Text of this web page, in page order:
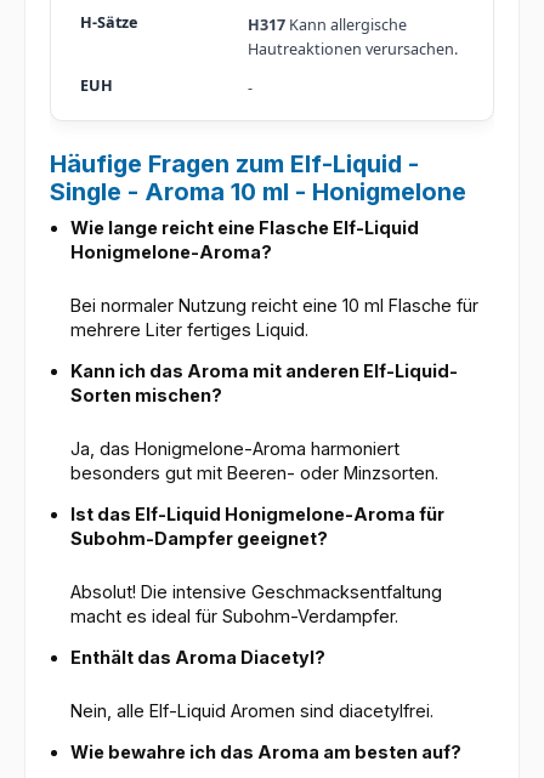
H317Kann allergische
Hautreaktionen verursachen.
-
Häufige Fragen zum Elf-Liquid -
Single - Aroma 10 ml - Honigmelone
Wie lange reicht eine Flasche Elf-Liquid
Honigmelone-Aroma?
Bei normaler Nutzung reicht eine 10 ml Flasche für
mehrere Liter fertiges Liquid.
Kann ich das Aroma mit anderen Elf-Liquid-
Sorten mischen?
Ja, das Honigmelone-Aroma harmoniert
besonders gut mit Beeren- oder Minzsorten.
Ist das Elf-Liquid Honigmelone-Aroma für
Subohm-Dampfer geeignet?
Absolut! Die intensive Geschmacksentfaltung
macht es ideal für Subohm-Verdampfer.
Enthält das Aroma Diacetyl?
Nein, alle Elf-Liquid Aromen sind diacetylfrei.
Wie bewahre ich das Aroma am besten auf?